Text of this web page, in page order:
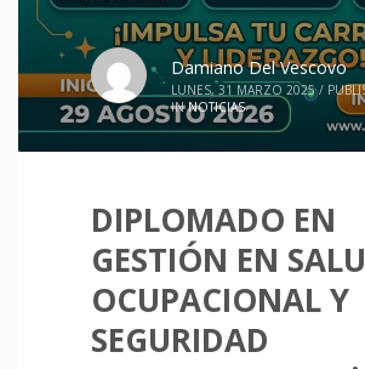
Damiano Del Vescovo
LUNES, 31 MARZO 2025 /
IN NOTICIAS
DIPLOMADO EN
GESTIÓN EN
OCUPACIONAL Y
SEGURIDAD